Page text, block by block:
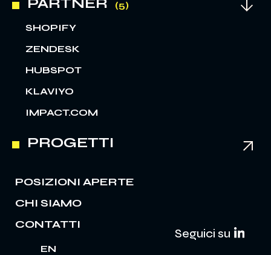
SHOPIFY
ZENDESK
HUBSPOT
KLAVIYO
IMPACT.COM
PROGETTI
POSIZIONI APERTE
CHI SIAMO
CONTATTI
EN
Seguici su